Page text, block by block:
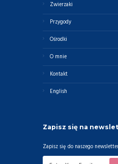
Zwierzaki
Przygody
Ośrodki
O mnie
Kontakt
English
Zapisz się na
Zapisz się do naszego